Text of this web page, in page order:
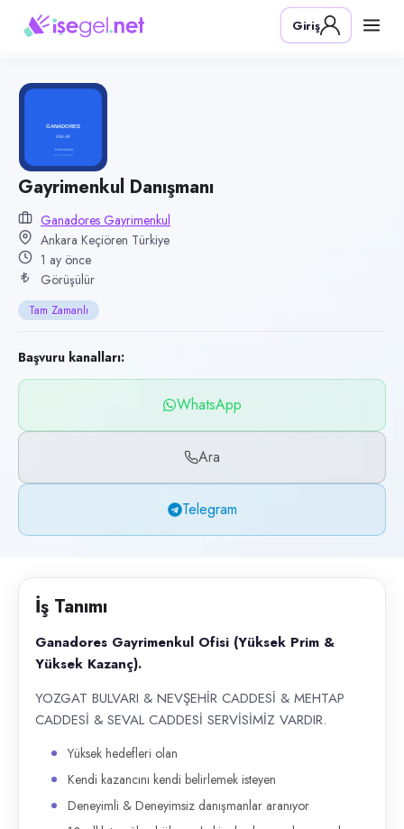
Pozisyon
Gayrimenkul Danışmanı
Ganadores Gayrimenkul
Kategori
Satış & Pazarlama
Konum
Keçiören, Ankara
Çalışma şekli
Tam Zamanlı
Yayın tarihi
23 Haziran 2026
Son geçerlilik
21 Eylül 2026
WhatsApp, Telegram, Telefon
İlan açıklaması
Ganadores Gayrimenkul Ofisi (Yüksek Prim & Yüksek Kazanç).
Giriş
Gayrimenkul Danışmanı
Ganadores Gayrimenkul
Ankara Keçiören Türkiye
1 ay önce
Görüşülür
Tam Zamanlı
Başvuru kanalları:
WhatsApp
Ara
Telegram
İş Tanımı
Ganadores Gayrimenkul Ofisi (Yüksek Prim &
Yüksek Kazanç).
YOZGAT BULVARI & NEVŞEHİR CADDESİ & MEHTAP
CADDESİ & SEVAL CADDESİ SERVİSİMİZ VARDIR.
Yüksek hedefleri olan
Kendi kazancını kendi belirlemek isteyen
Deneyimli & Deneyimsiz danışmanlar aranıyor